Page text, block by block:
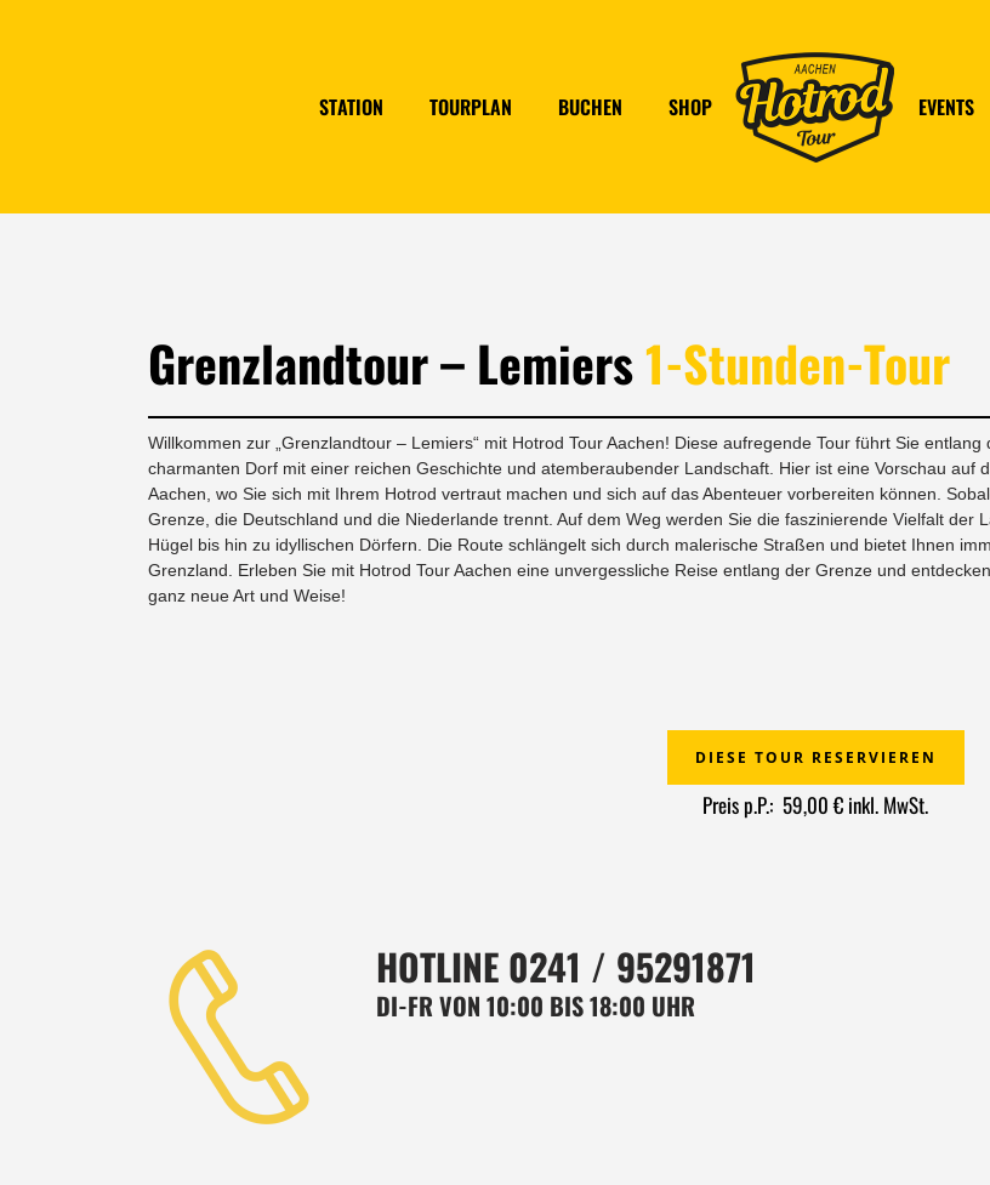
STATION TOURPLAN BUCHEN SHOP EVENTS
Grenzlandtour – Lemiers1-Stunden-Tour
Willkommen zur „Grenzlandtour – Lemiers“ mit Hotrod Tour Aachen! Diese aufregende Tour führt Sie
charmanten Dorf mit einer reichen Geschichte und atemberaubender Landschaft. Hier ist eine Vorschau auf
Aachen, wo Sie sich mit Ihrem Hotrod vertraut machen und sich auf das Abenteuer vorbereiten können.
Grenze, die Deutschland und die Niederlande trennt. Auf dem Weg werden Sie die faszinierende Vielfalt
Hügel bis hin zu idyllischen Dörfern. Die Route schlängelt sich durch malerische Straßen und bietet Ihnen
Grenzland. Erleben Sie mit Hotrod Tour Aachen eine unvergessliche Reise entlang der Grenze und
ganz neue Art und Weise!
DIESE TOUR RESERVIEREN
Preis p.P.: 59,00 € inkl. MwSt.
HOTLINE 0241 / 95291871
DI-FR VON 10:00 BIS 18:00 UHR